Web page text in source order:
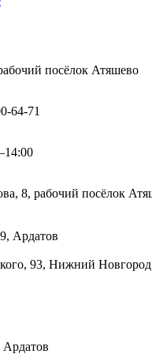
посёлок Атяшево
64-71
8, рабочий посёлок
Ардатов
93, Нижний Новгород
Ардатов